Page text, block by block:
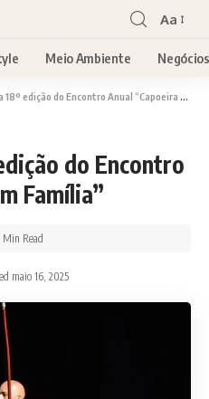
Aa
Meio Ambiente Negócios
edição do Encontro Anual “Capoeira em Família”
do Encontro
Família”
maio 16, 2025
Min Read